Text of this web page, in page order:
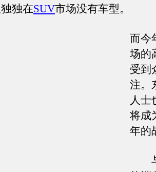
独独在SUV市场没有车型。
而今
场的
受到
注。
人士
将成
年的